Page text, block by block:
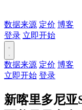
数据来源 定价 博客
登录 立即开始
数据来源 定价 博客
立即开始 登录
新喀里多尼亚